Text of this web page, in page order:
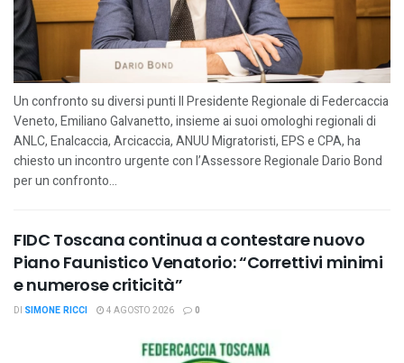
Un confronto su diversi punti Il Presidente Regionale di Federcaccia
Veneto, Emiliano Galvanetto, insieme ai suoi omologhi regionali di
ANLC, Enalcaccia, Arcicaccia, ANUU Migratoristi, EPS e CPA, ha
chiesto un incontro urgente con l’Assessore Regionale Dario Bond
per un confronto...
FIDC Toscana continua a contestare nuovo
Piano Faunistico Venatorio: “Correttivi minimi
e numerose criticità”
DI SIMONE RICCI 4 AGOSTO 2026 0